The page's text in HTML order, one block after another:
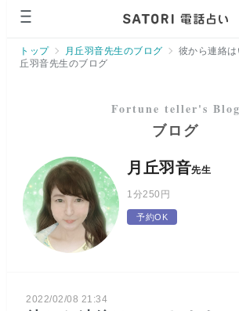
トップ 月丘羽音先生のブログ
彼から連絡
丘羽音先生のブログ
ブログ
月丘羽音先生
1分250円
予約OK
2022/02/08 21:34